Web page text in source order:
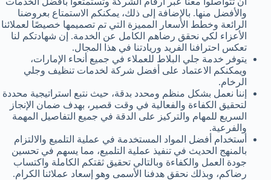
والأفضل منها. بالإضافة إلى ذلك، يمكنكم الاستمتاع بعروضنا
الرائعة وخطط الأسعار المميزة التي تم تصميمها خصيصًا لعملائنا
الأعزاء لكي نحقق رضاهم الكامل عن الخدمة. إن شهادتكم لنا
تعكس احترافنا الفريد وريادتنا في هذا المجال.
يتوفر خدمة جلي البلاط للعملاء في جميع أنحاء الإمارات،
ويمكنكم الاعتماد على أفضل شركة لخدمات تنظيف وجلي
الرخام.
إننا نعمل بشكل منظم ومحدد بدقة، حيث نتبع استراتيجية محددة
لتحقيق الكفاءة والفعالية في وقت قصير، بهدف ضمان الإنجاز
السريع للمهام والتركيز على الدقة في جميع التفاصيل المهمة
والفرعية.
أستخدام أفضل المواد المستخدمة في عملية التلميع والالتزام
بالمنهج الحديث في تنفيذ عملية التلميع، مما يسهم في تحسين
جودة العمل والكفاءة وبالتالي تحقيق ثقتكم الكاملة واكتساب
رضاكم، وبذلك نحقق هدفنا الأسمى وهو إسعاد عملائنا الكرام.